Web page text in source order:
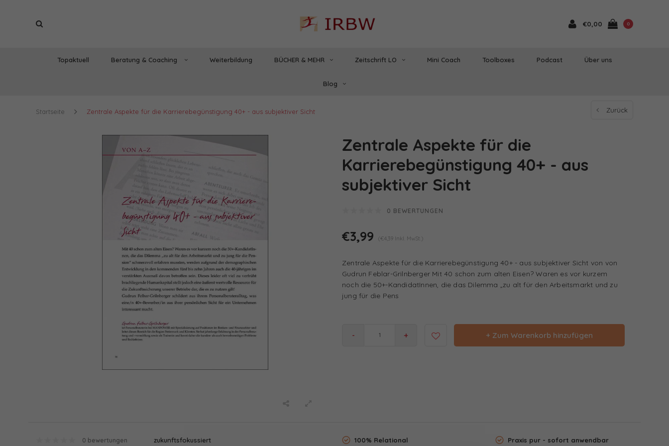
€0,00 0
Topaktuell Beratung & Coaching Weiterbildung BÜCHER & MEHR Zeitschrift LO Mini Coach Toolboxes Podcast Über uns
Blog
Startseite Zentrale Aspekte für die Karrierebegünstigung 40+ - aus subjektiver Sicht Zurück
Zentrale Aspekte für die
Karrierebegünstigung 40+ - aus
subjektiver Sicht
0 BEWERTUNGEN
€3,99 (€4,39 Inkl. MwSt.)
Zentrale Aspekte für die Karrierebegünstigung 40+ - aus subjektiver Sicht von von
Gudrun Feblar-Grilnberger Mit 40 schon zum alten Eisen? Waren es vor kurzem
noch die 50+-KandidatInnen, die das Dilemma „zu alt für den Arbeitsmarkt und zu
jung für die Pens
- + + Zum Warenkorb hinzufügen
0 bewertungen zukunftsfokussiert 100% Relational Praxis pur - sofort anwendbar